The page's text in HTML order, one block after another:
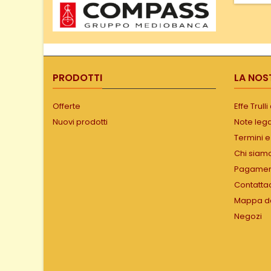
ami
PRODOTTI
Offerte
Nuovi prodotti
LA
Effe
Note
Termini
Chi
Mappa
Negozi